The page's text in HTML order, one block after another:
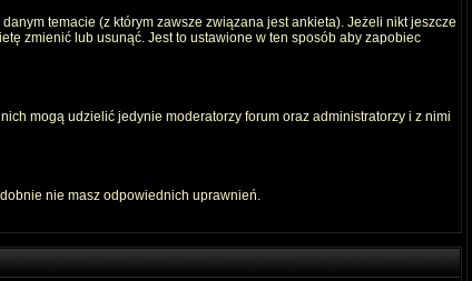
temacie (z którym zawsze związana jest ankieta). Jeżeli nikt jeszcze
zmienić lub usunąć. Jest to ustawione w ten sposób aby zapobiec
mogą udzielić jedynie moderatorzy forum oraz administratorzy i z nimi
nie masz odpowiednich uprawnień.